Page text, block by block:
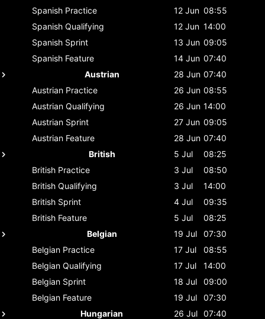
Spanish Practice 12 Jun 08:55
Spanish Qualifying 12 Jun 14:00
Spanish Sprint 13 Jun 09:05
Spanish Feature 14 Jun 07:40
Austrian
28 Jun 07:40
Austrian Practice 26 Jun 08:55
Austrian Qualifying 26 Jun 14:00
Austrian Sprint 27 Jun 09:05
Austrian Feature 28 Jun 07:40
British
5 Jul
08:25
British Practice 3 Jul
08:50
British Qualifying 3 Jul
14:00
British Sprint 4 Jul
09:35
British Feature 5 Jul
08:25
Belgian
19 Jul
07:30
Belgian Practice 17 Jul
08:55
Belgian Qualifying 17 Jul
14:00
Belgian Sprint 18 Jul
09:00
Belgian Feature 19 Jul
07:30
Hungarian
26 Jul 07:40